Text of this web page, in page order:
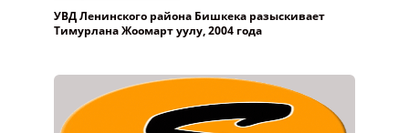
УВД Ленинского района Бишкека разыскивает
Тимурлана Жоомарт уулу, 2004 года